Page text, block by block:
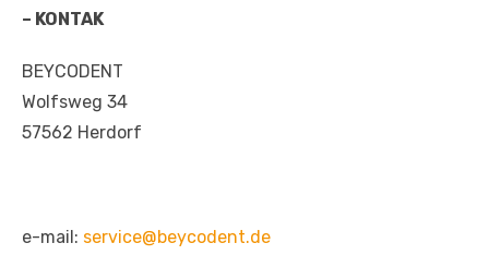
– KONTAK
BEYCODENT
Wolfsweg 34
57562 Herdorf
e-mail: service@beycodent.de